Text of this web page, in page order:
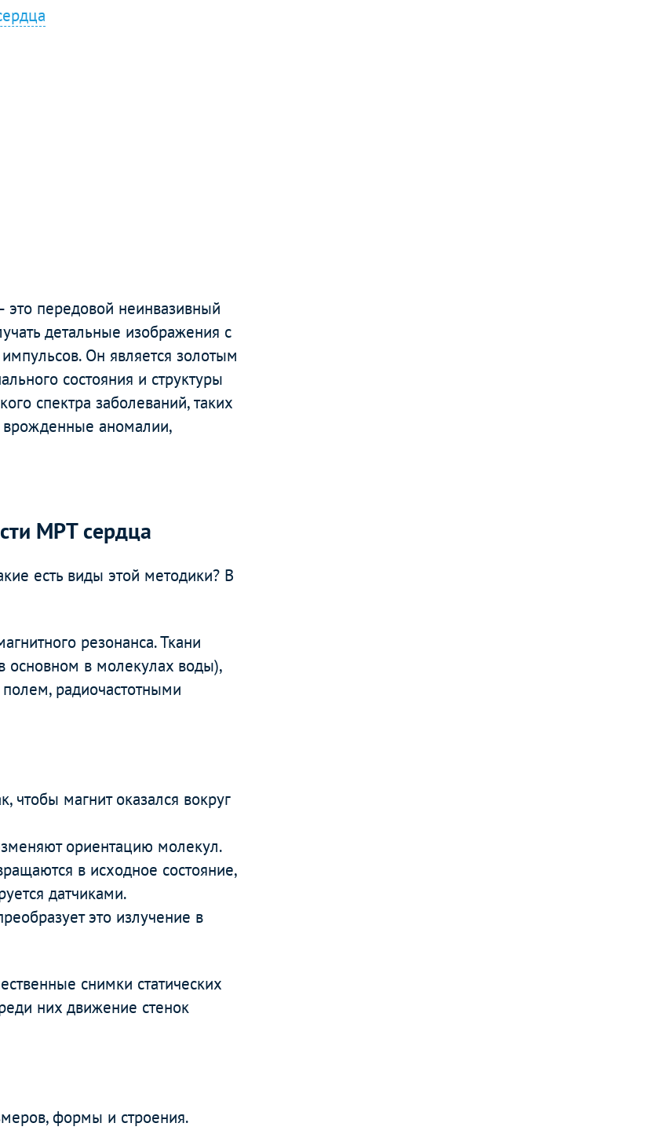
это передовой неинвазивный
детальные изображения с
Он является золотым
состояния и структуры
спектра заболеваний, таких
врожденные аномалии,
МРТ сердца
есть виды этой методики? В
резонанса. Ткани
основном в молекулах воды),
радиочастотными
чтобы магнит оказался вокруг
ориентацию молекул.
в исходное состояние,
датчиками.
это излучение в
снимки статических
них движение стенок
формы и строения.